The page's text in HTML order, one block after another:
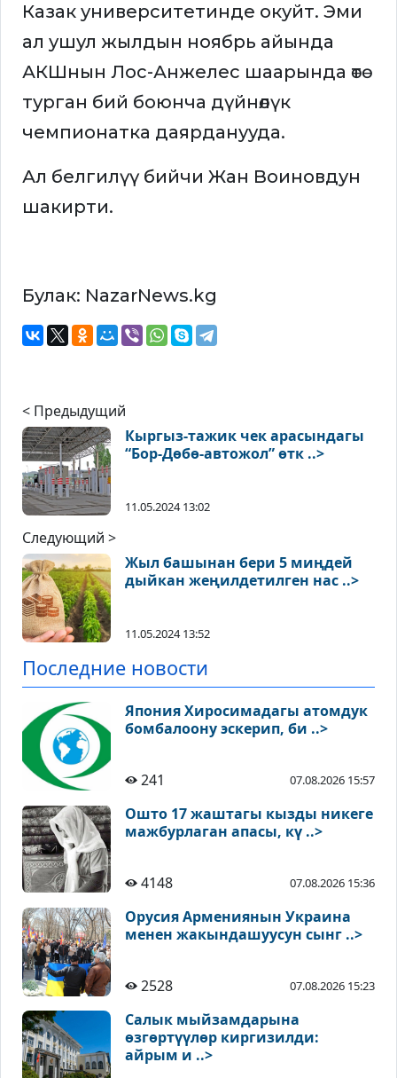
Казак университетинде окуйт. Эми
ал ушул жылдын ноябрь айында
АКШнын Лос-Анжелес шаарында өтө
турган бий боюнча дүйнөлүк
чемпионатка даярданууда.
Ал белгилүү бийчи Жан Воиновдун
шакирти.
Булак: NazarNews.kg
< Предыдущий
Кыргыз-тажик чек арасындагы
“Бор-Дөбө-автожол” өтк ..>
11.05.2024 13:02
Следующий >
Жыл башынан бери 5 миңдей
дыйкан жеңилдетилген нас ..>
11.05.2024 13:52
Последние новости
Япония Хиросимадагы атомдук
бомбалоону эскерип, би ..>
241 07.08.2026 15:57
Ошто 17 жаштагы кызды никеге
мажбурлаган апасы, кү ..>
4148 07.08.2026 15:36
Орусия Армениянын Украина
менен жакындашуусун сынг ..>
2528 07.08.2026 15:23
Салык мыйзамдарына
өзгөртүүлөр киргизилди:
айрым и ..>